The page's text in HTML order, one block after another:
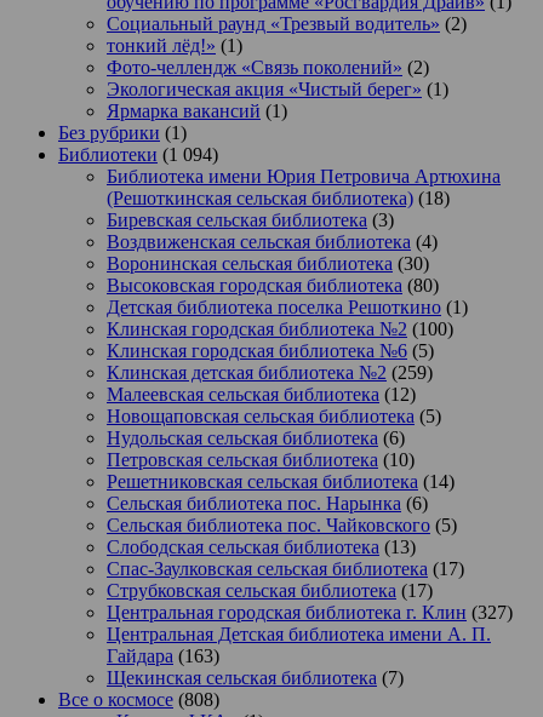
Социальный раунд «Трезвый водитель» (2)
тонкий лёд!» (1)
Фото-челлендж «Связь поколений» (2)
Экологическая акция «Чистый берег» (1)
Ярмарка вакансий (1)
Без рубрики (1)
Библиотеки (1 094)
Библиотека имени Юрия Петровича Артюхина
(Решоткинская сельская библиотека) (18)
Биревская сельская библиотека (3)
Воздвиженская сельская библиотека (4)
Воронинская сельская библиотека (30)
Высоковская городская библиотека (80)
Детская библиотека поселка Решоткино (1)
Клинская городская библиотека №2 (100)
Клинская городская библиотека №6 (5)
Клинская детская библиотека №2 (259)
Малеевская сельская библиотека (12)
Новощаповская сельская библиотека (5)
Нудольская сельская библиотека (6)
Петровская сельская библиотека (10)
Решетниковская сельская библиотека (14)
Сельская библиотека пос. Нарынка (6)
Сельская библиотека пос. Чайковского (5)
Слободская сельская библиотека (13)
Спас-Заулковская сельская библиотека (17)
Струбковская сельская библиотека (17)
Центральная городская библиотека г. Клин (327)
Центральная Детская библиотека имени А. П.
Гайдара (163)
Щекинская сельская библиотека (7)
Все о космосе (808)